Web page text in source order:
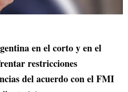
en el corto y en el
restricciones
del acuerdo con el FMI